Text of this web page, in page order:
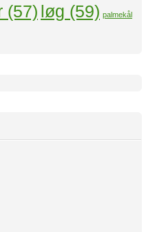
(57) løg (59) palmekål